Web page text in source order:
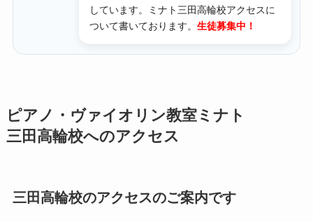
しています。
ミナト三田高輪校アクセスに
ついて書いております。 生徒募集中！
ピアノ・ヴァイオリン教室ミナト
三田高輪校へのアクセス
三田高輪校のアクセスのご案内です